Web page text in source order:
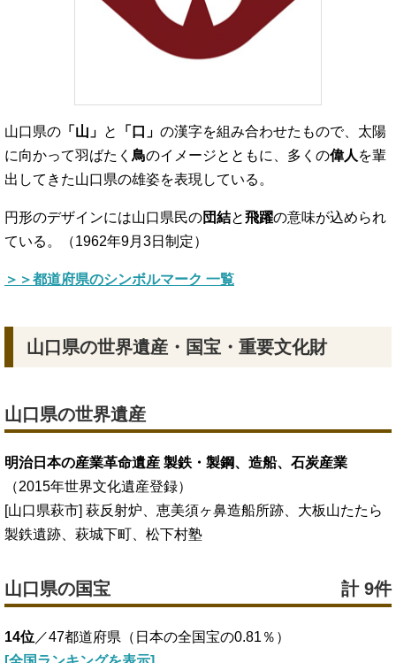
山口県の 「山」 と 「口」 の漢字を組み合わせたもので、太陽
に向かって羽ばたく 鳥のイメージとともに、多くの偉人 を輩
出してきた山口県の雄姿を表現している。
円形のデザインには山口県民の団結と飛躍の意味が込められ
ている。（1962年9月3日制定）
＞＞都道府県のシンボルマーク 一覧
山口県の世界遺産・国宝・重要文化財
山口県の世界遺産
明治日本の産業革命遺産 製鉄・製鋼、造船、石炭産業
（2015年世界文化遺産登録）
[山口県萩市] 萩反射炉、恵美須ヶ鼻造船所跡、大板山たたら
製鉄遺跡、萩城下町、松下村塾
山口県の国宝 計 9件
14位／47都道府県（日本の全国宝の0.81％）